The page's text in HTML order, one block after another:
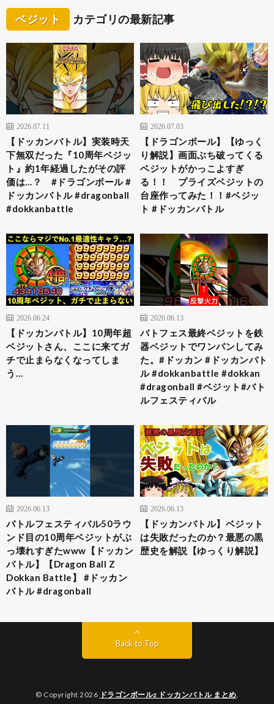
ベジット カテゴリの最新記事
2026.07.11
【ドッカンバトル】実装時天
下無双だった『10周年ベジッ
ト』約1年経過したがその評
価は…？ #ドラゴンボール #
ドッカンバトル #dragonball
#dokkanbattle
2026.07.03
【ドラゴンボール】【ゆっく
り解説】画面ぶち破ってくる
ベジットがかっこよすぎ
る！！ プライズベジットの
台座作ってみた！！#ベジッ
ト #ドッカンバトル
2026.06.24
【ドッカンバトル】10周年超
ベジットさん、ここに来てガ
チで止まらなくなってしま
う…
2026.06.13
バトフェス最終ベジットを鉄
器ベジットでワンパンしてみ
た。#ドッカン #ドッカンバト
ル #dokkanbattle #dokkan
#dragonball #ベジット#バト
ルフェスティバル
2026.06.13
バトルフェスティバル50ラウ
ンド目の10周年ベジットがぶ
っ壊れすぎたwww【ドッカン
バトル】【Dragon Ball Z
Dokkan Battle】 #ドッカン
バトル #dragonball
2026.06.13
【ドッカンバトル】ベジット
は失敗だったのか？最悪の黒
歴史を解説【ゆっくり解説】
Back to Top
© Copyright 2026 ドラゴンボールz ドッカンバトル まとめ.